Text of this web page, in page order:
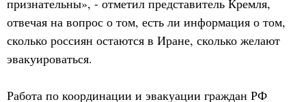
признательны», - отметил представитель Кремля,
отвечая на вопрос о том, есть ли информация о том,
сколько россиян остаются в Иране, сколько желают
эвакуироваться.
Работа по координации и эвакуации граждан РФ